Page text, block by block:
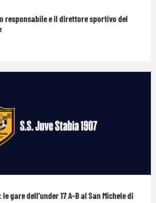
responsabile e il direttore sportivo del
gare dell’under 17 A-B al San Michele di